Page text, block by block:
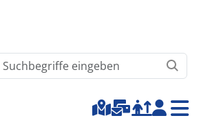
Waltrop.de durchsuchen
Top-Menu